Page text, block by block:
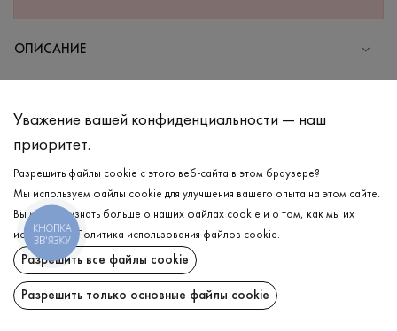
ОПИСАНИЕ
УХОД
Стирка в холодной воде (до 30 °C)
Отбеливание запрещено
Гладить при средней температуре
Щадный отжим и сушка
Щадящая химчистка
ДОСТАВКА
ВОЗВРАТ
Уважение вашей конфиденциальности — наш
приоритет.
Разрешить файлы cookie с этого веб-сайта в этом браузере?
Мы используем файлы cookie для улучшения вашего опыта на этом сайте.
Вы можете узнать больше о наших файлах cookie и о том, как мы их
используем.
Политика использования файлов cookie.
Разрешить все файлы cookie
Разрешить только основные файлы cookie
КНОПКА
ЗВ'ЯЗКУ